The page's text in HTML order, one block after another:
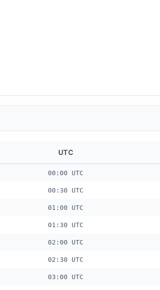
UTC
00:00 UTC
00:30 UTC
01:00 UTC
01:30 UTC
02:00 UTC
02:30 UTC
03:00 UTC